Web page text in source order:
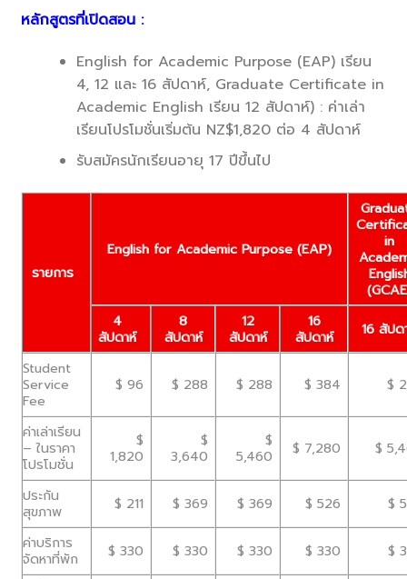
หลักสูตรที่เปิดสอน :
English for Academic Purpose (EAP) เรียน
4, 12 และ 16 สัปดาห์, Graduate Certificate in
Academic English เรียน 12 สัปดาห์) : ค่าเล่า
เรียนโปรโมชั่นเริ่มต้น NZ$1,820 ต่อ 4 สัปดาห์
รับสมัครนักเรียนอายุ 17 ปีขึ้นไป
รายการ
English for Academic Purpose (EAP)
in
4
สัปดาห์
8
สัปดาห์
12
สัปดาห์
16
สัปดาห์
16 สัปด
Student
Service
Fee
$ 96 $ 288 $ 288 $ 384 $
ค่าเล่าเรียน
– ในราคา
โปรโมชั่น
$
1,820
$
3,640
$
5,460
$ 7,280 $
ประกัน
สุขภาพ
$ 211 $ 369 $ 369 $ 526
$
ค่าบริการ
จัดหาที่พัก
$ 330 $ 330 $ 330 $ 330
$